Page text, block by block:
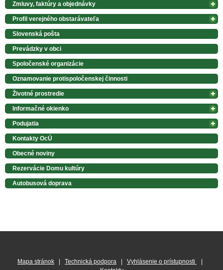
Zmluvy, faktúry a objednávky
Profil verejného obstarávateľa
Slovenská pošta
Prevádzky v obci
Spoločenské organizácie
Oznamovanie protispoločenskej činnosti
Životné prostredie
Informačné okienko
Podujatia
Kontakty OcÚ
Obecné noviny
Rezervácie Domu kultúry
Autobusová doprava
Mapa stránok Technická podpora Vyhlásenie o prístupnosti